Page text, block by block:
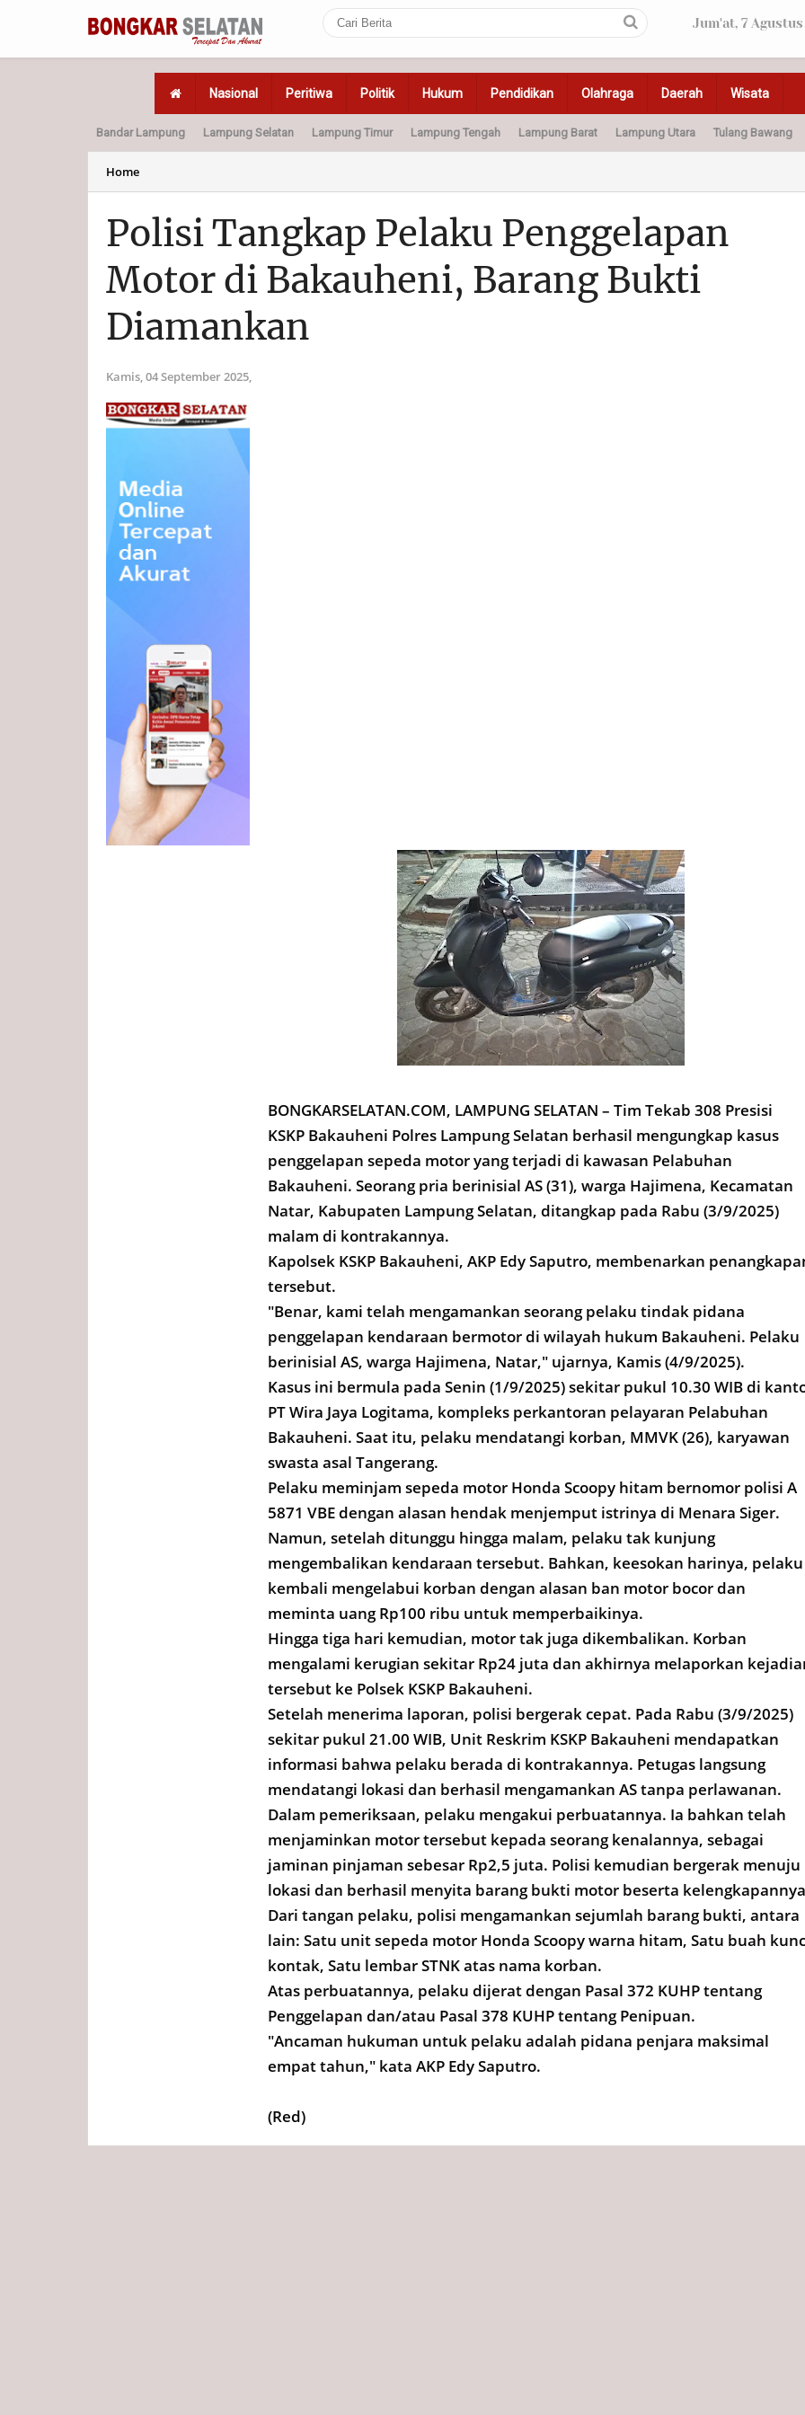
Jum'at, 7
Nasional Peritiwa Politik Hukum Pendidikan Olahraga Daerah Wisata
Home Politik Hukum Peristiwa Olahraga Pendidikan Otomotif
Bandar Lampung Lampung Selatan Lampung Timur Lampung Tengah Lampung Barat Lampung Utara Tulang Bawang
Home
Polisi Tangkap Pelaku Penggelapan
Motor di Bakauheni, Barang Bukti
Diamankan
Kamis, 04 September 2025,
BONGKARSELATAN.COM, LAMPUNG SELATAN – Tim Tekab 308 Presisi
KSKP Bakauheni Polres Lampung Selatan berhasil mengungkap kasus
penggelapan sepeda motor yang terjadi di kawasan Pelabuhan
Bakauheni. Seorang pria berinisial AS (31), warga Hajimena, Kecamatan
Natar, Kabupaten Lampung Selatan, ditangkap pada Rabu (3/9/2025)
malam di kontrakannya.
Kapolsek KSKP Bakauheni, AKP Edy Saputro, membenarkan
tersebut.
"Benar, kami telah mengamankan seorang pelaku tindak pidana
penggelapan kendaraan bermotor di wilayah hukum Bakauheni. Pelaku
berinisial AS, warga Hajimena, Natar," ujarnya, Kamis (4/9/2025).
Kasus ini bermula pada Senin (1/9/2025) sekitar pukul 10.30 WIB di
PT Wira Jaya Logitama, kompleks perkantoran pelayaran Pelabuhan
Bakauheni. Saat itu, pelaku mendatangi korban, MMVK (26), karyawan
swasta asal Tangerang.
Pelaku meminjam sepeda motor Honda Scoopy hitam bernomor polisi A
5871 VBE dengan alasan hendak menjemput istrinya di Menara Siger.
Namun, setelah ditunggu hingga malam, pelaku tak kunjung
mengembalikan kendaraan tersebut. Bahkan, keesokan harinya, pelaku
kembali mengelabui korban dengan alasan ban motor bocor dan
meminta uang Rp100 ribu untuk memperbaikinya.
Hingga tiga hari kemudian, motor tak juga dikembalikan. Korban
mengalami kerugian sekitar Rp24 juta dan akhirnya melaporkan
tersebut ke Polsek KSKP Bakauheni.
Setelah menerima laporan, polisi bergerak cepat. Pada Rabu (3/9/2025)
sekitar pukul 21.00 WIB, Unit Reskrim KSKP Bakauheni mendapatkan
informasi bahwa pelaku berada di kontrakannya. Petugas langsung
mendatangi lokasi dan berhasil mengamankan AS tanpa perlawanan.
Dalam pemeriksaan, pelaku mengakui perbuatannya. Ia bahkan telah
menjaminkan motor tersebut kepada seorang kenalannya, sebagai
jaminan pinjaman sebesar Rp2,5 juta. Polisi kemudian bergerak menuju
lokasi dan berhasil menyita barang bukti motor beserta
Dari tangan pelaku, polisi mengamankan sejumlah barang bukti, antara
lain: Satu unit sepeda motor Honda Scoopy warna hitam, Satu buah
kontak, Satu lembar STNK atas nama korban.
Atas perbuatannya, pelaku dijerat dengan Pasal 372 KUHP tentang
Penggelapan dan/atau Pasal 378 KUHP tentang Penipuan.
"Ancaman hukuman untuk pelaku adalah pidana penjara maksimal
empat tahun," kata AKP Edy Saputro.
(Red)